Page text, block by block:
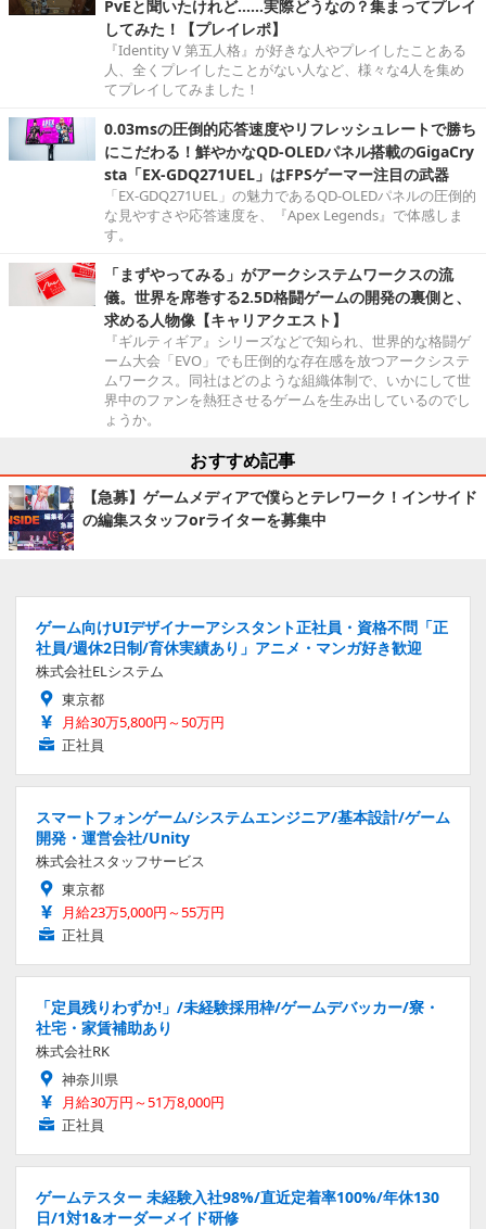
PvEと聞いたけれど……実際どうなの？集まってプレイ
してみた！【プレイレポ】
『Identity V 第五人格』が好きな人やプレイしたことある
人、全くプレイしたことがない人など、様々な4人を集め
てプレイしてみました！
0.03msの圧倒的応答速度やリフレッシュレートで勝ち
にこだわる！鮮やかなQD-OLEDパネル搭載のGigaCry
sta「EX-GDQ271UEL」はFPSゲーマー注目の武器
「EX-GDQ271UEL」の魅力であるQD-OLEDパネルの圧倒的
な見やすさや応答速度を、『Apex Legends』で体感しま
す。
「まずやってみる」がアークシステムワークスの流
儀。世界を席巻する2.5D格闘ゲームの開発の裏側と、
求める人物像【キャリアクエスト】
『ギルティギア』シリーズなどで知られ、世界的な格闘ゲ
ーム大会「EVO」でも圧倒的な存在感を放つアークシステ
ムワークス。同社はどのような組織体制で、いかにして世
界中のファンを熱狂させるゲームを生み出しているのでし
ょうか。
おすすめ記事
【急募】ゲームメディアで僕らとテレワーク！インサイド
の編集スタッフorライターを募集中
ゲーム向けUIデザイナーアシスタント正社員・資格不問「正
社員/週休2日制/育休実績あり」アニメ・マンガ好き歓迎
株式会社ELシステム
東京都
月給30万5,800円～50万円
正社員
スマートフォンゲーム/システムエンジニア/基本設計/ゲーム
開発・運営会社/Unity
株式会社スタッフサービス
東京都
月給23万5,000円～55万円
正社員
「定員残りわずか!」/未経験採用枠/ゲームデバッカー/寮・
社宅・家賃補助あり
株式会社RK
神奈川県
月給30万円～51万8,000円
正社員
ゲームテスター 未経験入社98%/直近定着率100%/年休130
日/1対1&オーダーメイド研修